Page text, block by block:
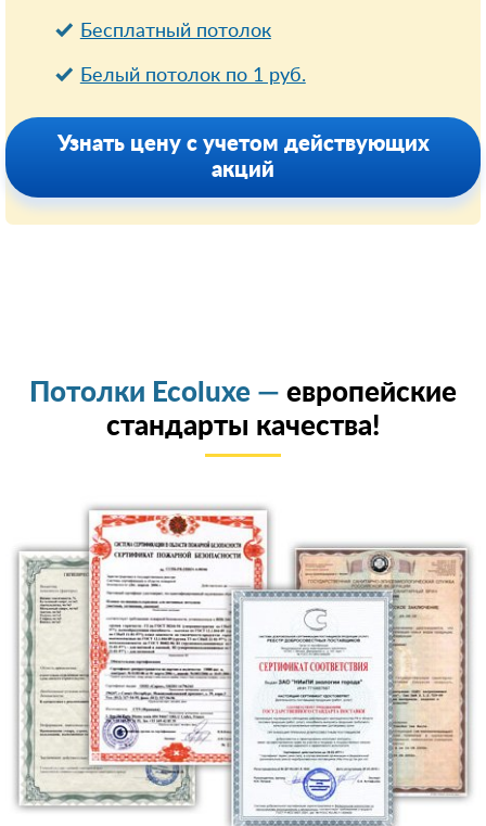
Бесплатный потолок
Белый потолок по 1 руб.
Узнать цену с учетом действующих
акций
Потолки Ecoluxe — европейские
стандарты качества!